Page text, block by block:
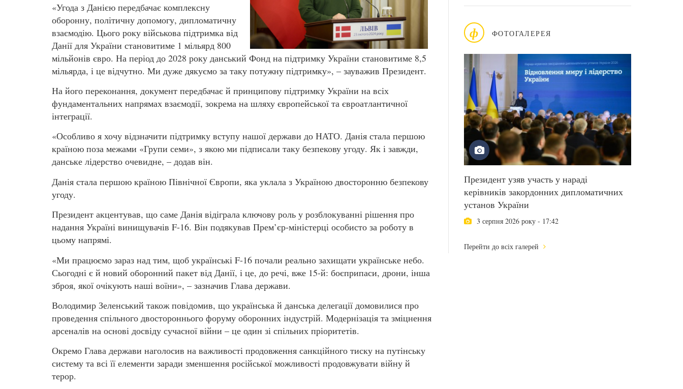
ф ФОТОГАЛЕРЕЯ
Президент узяв участь у нараді
керівників закордонних дипломатичних
установ України
3 серпня 2026 року - 17:42
Перейти до всіх галерей
«Угода з Данією передбачає комплексну
оборонну, політичну допомогу, дипломатичну
взаємодію. Цього року військова підтримка від
Данії для України становитиме 1 мільярд 800
мільйонів євро. На період до 2028 року данський Фонд на підтримку України становитиме 8,5
мільярда, і це відчутно. Ми дуже дякуємо за таку потужну підтримку», – зауважив Президент.
На його переконання, документ передбачає й принципову підтримку України на всіх
фундаментальних напрямах взаємодії, зокрема на шляху європейської та євроатлантичної
інтеграції.
«Особливо я хочу відзначити підтримку вступу нашої держави до НАТО. Данія стала першою
країною поза межами «Групи семи», з якою ми підписали таку безпекову угоду. Як і завжди,
данське лідерство очевидне, – додав він.
Данія стала першою країною Північної Європи, яка уклала з Україною двосторонню безпекову
угоду.
Президент акцентував, що саме Данія відіграла ключову роль у розблокуванні рішення про
надання Україні винищувачів F-16. Він подякував Прем’єр-міністерці особисто за роботу в
цьому напрямі.
«Ми працюємо зараз над тим, щоб українські F-16 почали реально захищати українське небо.
Сьогодні є й новий оборонний пакет від Данії, і це, до речі, вже 15-й: боєприпаси, дрони, інша
зброя, якої очікують наші воїни», – зазначив Глава держави.
Володимир Зеленський також повідомив, що українська й данська делегації домовилися про
проведення спільного двостороннього форуму оборонних індустрій. Модернізація та зміцнення
арсеналів на основі досвіду сучасної війни – це один зі спільних пріоритетів.
Окремо Глава держави наголосив на важливості продовження санкційного тиску на путінську
систему та всі її елементи заради зменшення російської можливості продовжувати війну й
терор.